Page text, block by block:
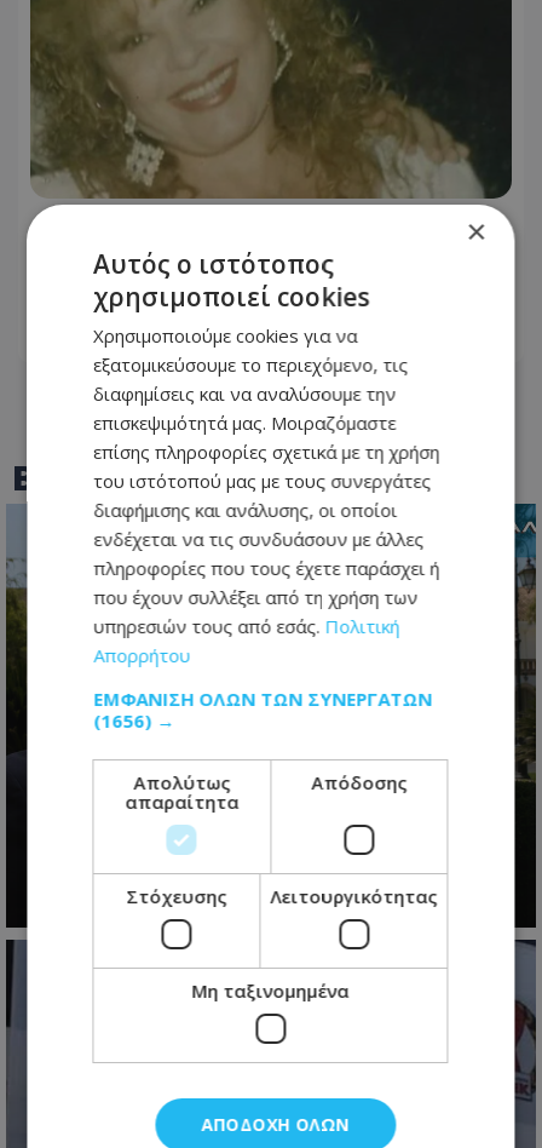
«σίγησε» η μεγάλη κυρία του λαϊκού,
Ρίτα Σακελλαρίου
06.08.2026 - 10:58
BEST OFTOTHEMAONLINE
Το restart Χριστοδουλίδη: Η
τελευταία ευκαιρία πριν από τη
μεγάλη πολιτική μάχη του 2028
×
Αυτός ο ιστότοπος
χρησιμοποιεί cookies
Χρησιμοποιούμε cookies για να
εξατομικεύσουμε το περιεχόμενο, τις
διαφημίσεις και να αναλύσουμε την
επισκεψιμότητά μας. Μοιραζόμαστε
επίσης πληροφορίες σχετικά με τη χρήση
του ιστότοπού μας με τους συνεργάτες
διαφήμισης και ανάλυσης, οι οποίοι
ενδέχεται να τις συνδυάσουν με άλλες
πληροφορίες που τους έχετε παράσχει ή
που έχουν συλλέξει από τη χρήση των
υπηρεσιών τους από εσάς. Πολιτική
Απορρήτου
ΕΜΦΆΝΙΣΗ ΌΛΩΝ ΤΩΝ ΣΥΝΕΡΓΑΤΏΝ
(1656) →
Απολύτως
απαραίτητα
Απόδοσης
Στόχευσης Λειτουργικότητας
Μη ταξινομημένα
ΑΠΟΔΟΧΉ ΌΛΩΝ